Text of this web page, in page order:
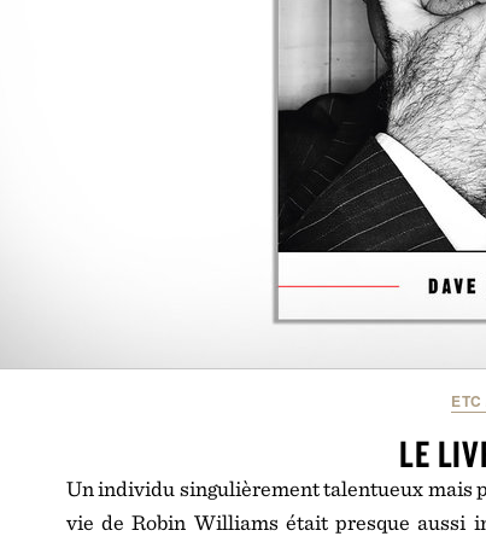
ETC
LE
Un individu singulièrement talentueux mais
vie de Robin Williams était presque aussi